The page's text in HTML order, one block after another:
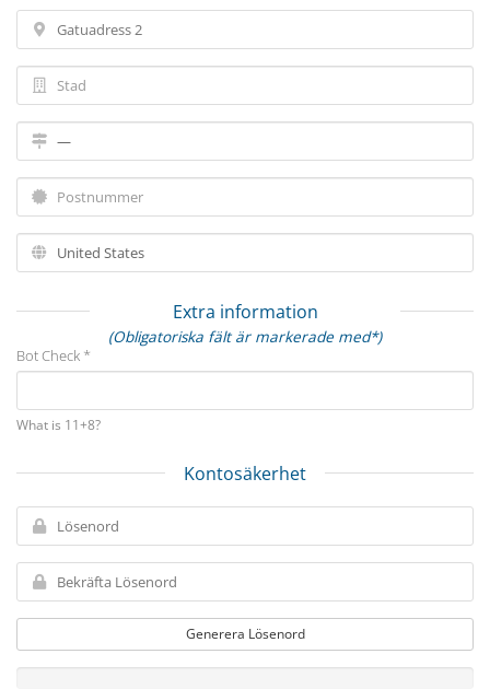
Extra information
(Obligatoriska fält är markerade med*)
Bot Check *
What is 11+8?
Kontosäkerhet
Generera Lösenord